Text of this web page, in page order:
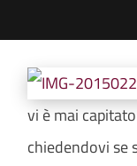
vi è mai
chiedendovi se